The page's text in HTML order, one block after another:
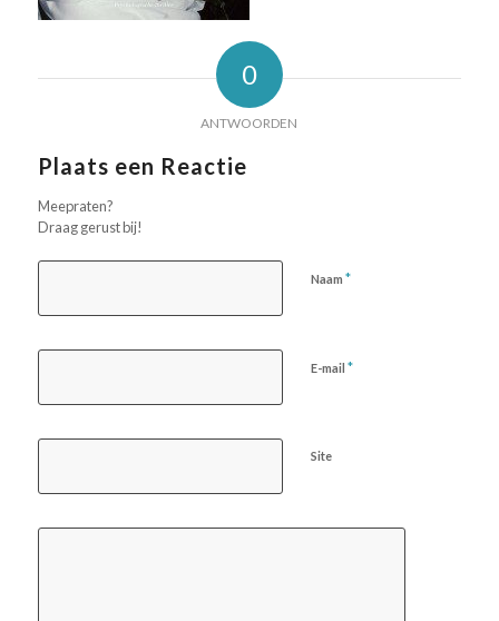
0
ANTWOORDEN
Plaats een Reactie
Meepraten?
Draag gerust bij!
Naam *
E-mail *
Site